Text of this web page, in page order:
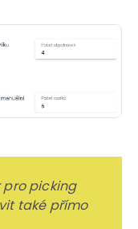
picking
také přímo